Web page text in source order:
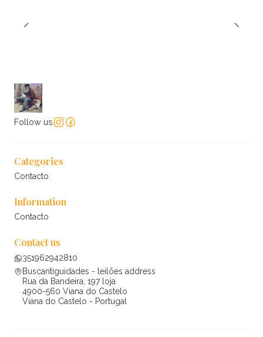
Follow us
Categories
Contacto
Information
Contacto
Contact us
351962942810
Buscantiguidades - leilões address
Rua da Bandeira, 197 loja
4900-560 Viana do Castelo
Viana do Castelo - Portugal